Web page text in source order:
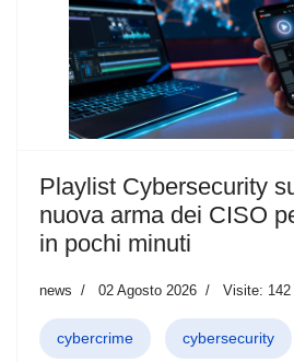
Playlist Cybersecurity
nuova arma dei CISO
in pochi minuti
news 02 Agosto 2026 Visite: 142
cybercrime cybersecurity